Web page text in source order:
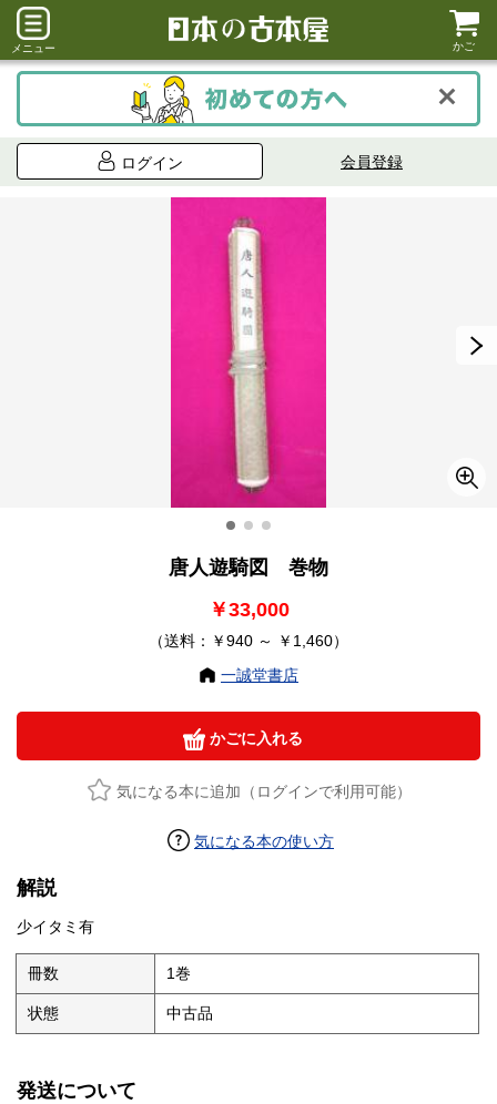
メニュー かご
ログイン 会員登録
唐人遊騎図 巻物
￥33,000
（送料：￥940 ～ ￥1,460）
一誠堂書店
かごに入れる
気になる本に追加（ログインで利用可能）
気になる本の使い方
解説
少イタミ有
冊数 1巻
状態 中古品
発送について